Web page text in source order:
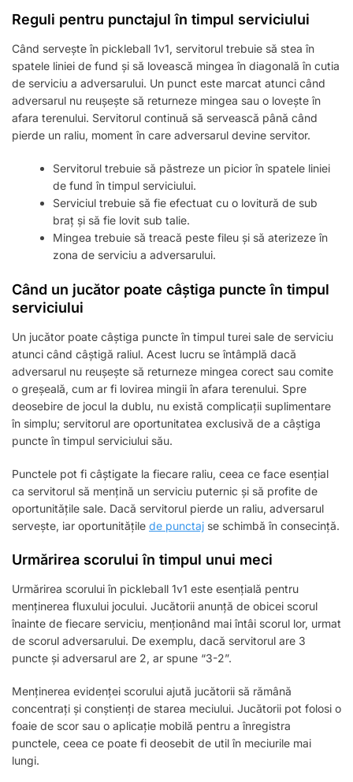
Reguli pentru punctajul în timpul serviciului
Când servește în pickleball 1v1, servitorul trebuie să stea în
spatele liniei de fund și să lovească mingea în diagonală în cutia
de serviciu a adversarului. Un punct este marcat atunci când
adversarul nu reușește să returneze mingea sau o lovește în
afara terenului. Servitorul continuă să servească până când
pierde un raliu, moment în care adversarul devine servitor.
Servitorul trebuie să păstreze un picior în spatele liniei
de fund în timpul serviciului.
Serviciul trebuie să fie efectuat cu o lovitură de sub
braț și să fie lovit sub talie.
Mingea trebuie să treacă peste fileu și să aterizeze în
zona de serviciu a adversarului.
Când un jucător poate câștiga puncte în timpul
serviciului
Un jucător poate câștiga puncte în timpul turei sale de serviciu
atunci când câștigă raliul. Acest lucru se întâmplă dacă
adversarul nu reușește să returneze mingea corect sau comite
o greșeală, cum ar fi lovirea mingii în afara terenului. Spre
deosebire de jocul la dublu, nu există complicații suplimentare
în simplu; servitorul are oportunitatea exclusivă de a câștiga
puncte în timpul serviciului său.
Punctele pot fi câștigate la fiecare raliu, ceea ce face esențial
ca servitorul să mențină un serviciu puternic și să profite de
oportunitățile sale. Dacă servitorul pierde un raliu, adversarul
servește, iar oportunitățile de punctaj se schimbă în consecință.
Urmărirea scorului în timpul unui meci
Urmărirea scorului în pickleball 1v1 este esențială pentru
menținerea fluxului jocului. Jucătorii anunță de obicei scorul
înainte de fiecare serviciu, menționând mai întâi scorul lor, urmat
de scorul adversarului. De exemplu, dacă servitorul are 3
puncte și adversarul are 2, ar spune “3-2”.
Menținerea evidenței scorului ajută jucătorii să rămână
concentrați și conștienți de starea meciului. Jucătorii pot folosi o
foaie de scor sau o aplicație mobilă pentru a înregistra
punctele, ceea ce poate fi deosebit de util în meciurile mai
lungi.